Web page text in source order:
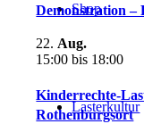
Shop
Lasterkultur
Demonstration –
22. Aug.
15:00 bis 18:00
Kinderrechte-
Rothenburgsort